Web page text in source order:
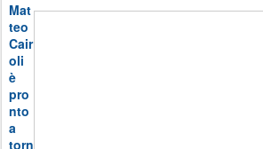
Mat
teo
Cair
oli
è
pro
nto
a
torn